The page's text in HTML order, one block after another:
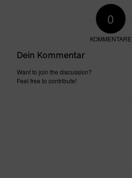
0
KOMMENTARE
Dein Kommentar
Want to join the discussion?
Feel free to contribute!